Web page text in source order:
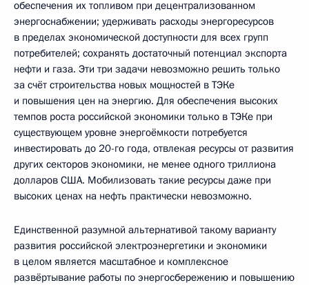
обеспечения их топливом при децентрализованном
энергоснабжении; удерживать расходы энергоресурсов
в пределах экономической доступности для всех групп
потребителей; сохранять достаточный потенциал экспорта
нефти и газа. Эти три задачи невозможно решить только
за счёт строительства новых мощностей в ТЭКе
и повышения цен на энергию. Для обеспечения высоких
темпов роста российской экономики только в ТЭКе при
существующем уровне энергоёмкости потребуется
инвестировать до 20-го года, отвлекая ресурсы от развития
других секторов экономики, не менее одного триллиона
долларов США. Мобилизовать такие ресурсы даже при
высоких ценах на нефть практически невозможно.
Единственной разумной альтернативой такому варианту
развития российской электроэнергетики и экономики
в целом является масштабное и комплексное
развёртывание работы по энергосбережению и повышению